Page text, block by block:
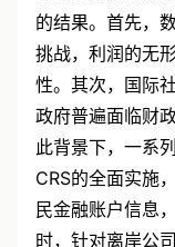
全球反避税浪潮
的结果。首先，
挑战，利润的无
性。其次，国际
政府普遍面临财
此背景下，一系
CRS的全面实施
民金融账户信息